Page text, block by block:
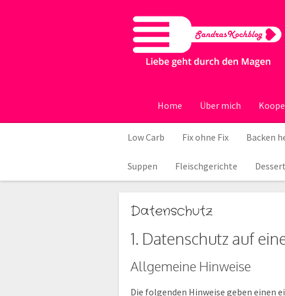
Home Über mich
Low Carb Fix ohne Fix Backen
Suppen Fleischgerichte
Datenschutz
1. Datenschutz auf
Allgemeine Hinweise
Die folgenden Hinweise geben einen